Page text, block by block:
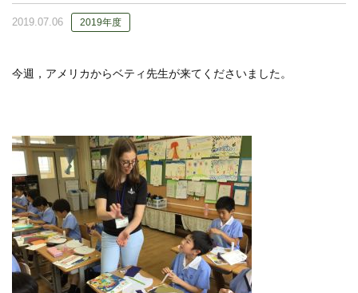
2019.07.06 2019年度
今週，アメリカからベティ先生が来てくださいました。